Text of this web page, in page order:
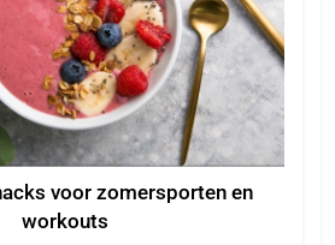
voor zomersporten en
workouts